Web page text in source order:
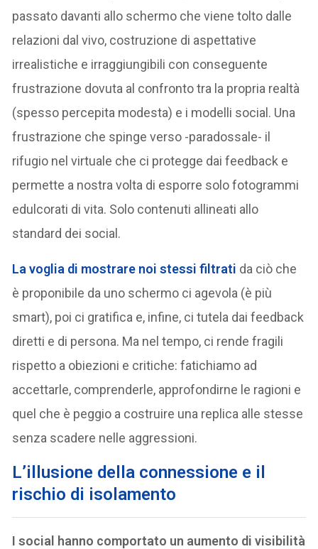
passato davanti allo schermo che viene tolto dalle
relazioni dal vivo, costruzione di aspettative
irrealistiche e irraggiungibili con conseguente
frustrazione dovuta al confronto tra la propria realtà
(spesso percepita modesta) e i modelli social. Una
frustrazione che spinge verso -paradossale- il
rifugio nel virtuale che ci protegge dai feedback e
permette a nostra volta di esporre solo fotogrammi
edulcorati di vita. Solo contenuti allineati allo
standard dei social.
La voglia di mostrare noi stessi filtrati da ciò che
è proponibile da uno schermo ci agevola (è più
smart), poi ci gratifica e, infine, ci tutela dai feedback
diretti e di persona. Ma nel tempo, ci rende fragili
rispetto a obiezioni e critiche: fatichiamo ad
accettarle, comprenderle, approfondirne le ragioni e
quel che è peggio a costruire una replica alle stesse
senza scadere nelle aggressioni.
L’illusione della connessione e il
rischio di isolamento
I social hanno comportato un aumento di visibilità